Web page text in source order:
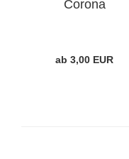
Corona
ab 3,00 EUR